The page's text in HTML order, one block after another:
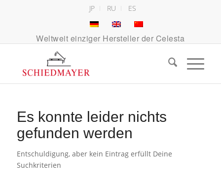
JP RU ES
Weltweit einziger Hersteller der Celesta
Es konnte leider nichts
gefunden werden
Entschuldigung, aber kein Eintrag erfüllt Deine
Suchkriterien